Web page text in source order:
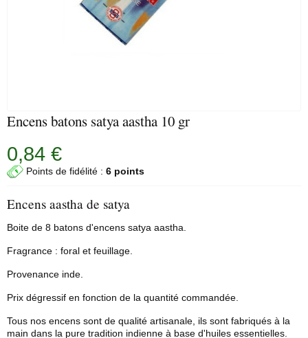
Encens batons satya aastha 10 gr
0,84 €
Points de fidélité : 6 points
Encens aastha de satya
Boite de 8 batons d'encens satya aastha.
Fragrance : foral et feuillage.
Provenance inde.
Prix dégressif en fonction de la quantité commandée.
Tous nos encens sont de qualité artisanale, ils sont fabriqués à la
main dans la pure tradition indienne à base d'huiles essentielles.